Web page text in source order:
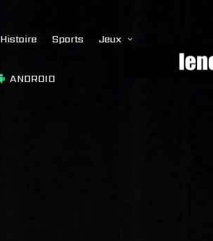
Histoire Sports Jeux
ANDROID